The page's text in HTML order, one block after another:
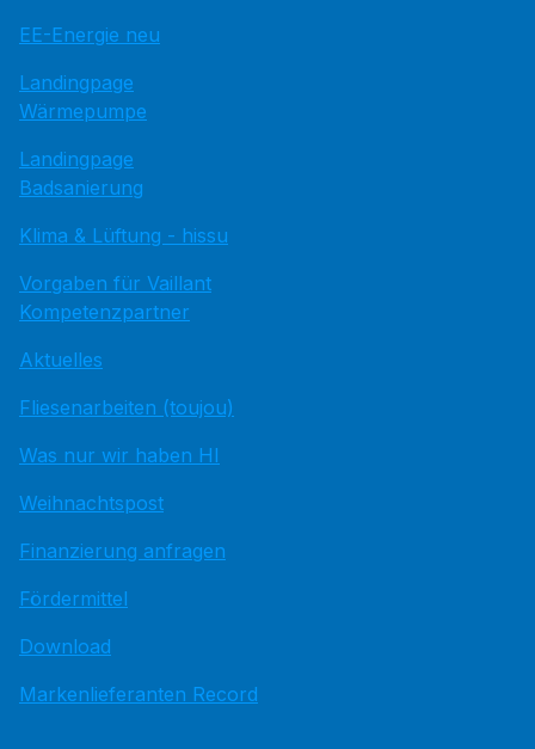
EE-Energie neu
Landingpage
Wärmepumpe
Landingpage
Badsanierung
Klima & Lüftung - hissu
Vorgaben für Vaillant
Kompetenzpartner
Aktuelles
Fliesenarbeiten (toujou)
Was nur wir haben HI
Weihnachtspost
Finanzierung anfragen
Fördermittel
Download
Markenlieferanten Record